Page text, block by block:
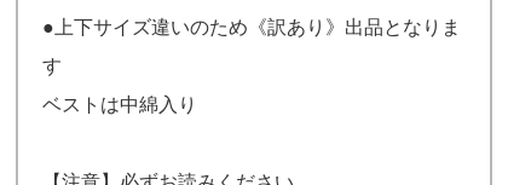
●上下サイズ違いのため《訳あり》出品となりま
す
ベストは中綿入り